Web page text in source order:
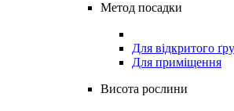
Метод посадки
Для відкритого
Для приміщення
Висота рослини